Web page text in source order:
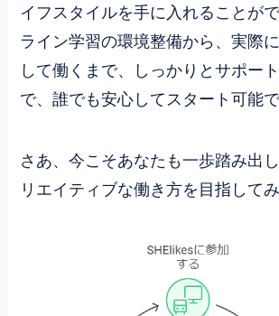
イフスタイルを手に入れることが
ライン学習の環境整備から、実際
して働くまで、しっかりとサポー
で、誰でも安心してスタート可能で
さあ、今こそあなたも一歩踏み出
リエイティブな働き方を目指して